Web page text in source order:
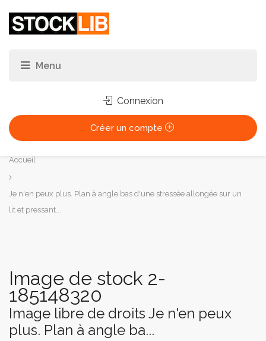
Connexion
Créer un compte
Vous
êtes
ici :
Accueil
Je n'en peux plus. Plan à angle bas d'une stressée allongée sur un
lit et pressant...
Image de stock 2-
185148320
Image libre de droits Je n'en peux
plus. Plan à angle ba...